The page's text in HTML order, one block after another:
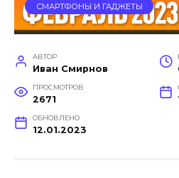
СМАРТФОНЫ И ГАДЖЕТЫ
АВТОР
Иван Смирнов
ПРОСМОТРОВ
2671
ОБНОВЛЕНО
12.01.2023